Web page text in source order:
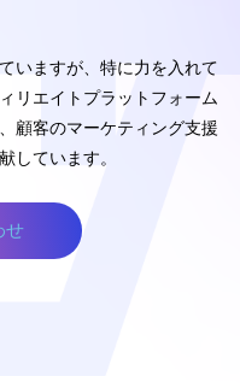
いますが、特に力を入れて
リエイトプラットフォーム
顧客のマーケティング支援
しています。
せ